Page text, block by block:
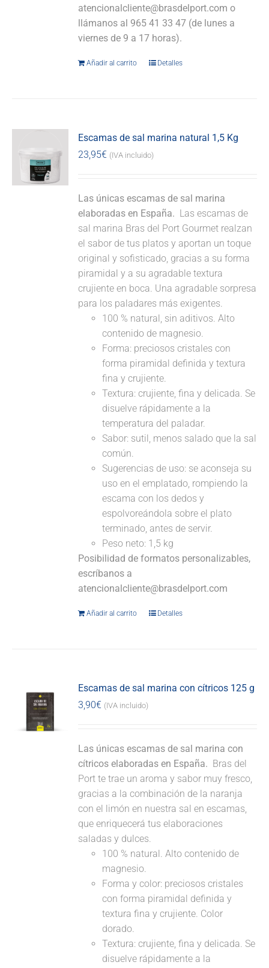
atencionalcliente@brasdelport.com o
llámanos al 965 41 33 47 (de lunes a
viernes de 9 a 17 horas).
Añadir al carrito Detalles
Escamas de sal marina natural 1,5 Kg
23,95€ (IVA incluido)
Las únicas escamas de sal marina
elaboradas en España. Las escamas de
sal marina Bras del Port Gourmet realzan
el sabor de tus platos y aportan un toque
original y sofisticado, gracias a su forma
piramidal y a su agradable textura
crujiente en boca. Una agradable sorpresa
para los paladares más exigentes.
100 % natural, sin aditivos. Alto
contenido de magnesio.
Forma: preciosos cristales con
forma piramidal definida y textura
fina y crujiente.
Textura: crujiente, fina y delicada. Se
disuelve rápidamente a la
temperatura del paladar.
Sabor: sutil, menos salado que la sal
común.
Sugerencias de uso: se aconseja su
uso en el emplatado, rompiendo la
escama con los dedos y
espolvoreándola sobre el plato
terminado, antes de servir.
Peso neto: 1,5 kg
Posibilidad de formatos personalizables,
escríbanos a
atencionalcliente@brasdelport.com
Añadir al carrito Detalles
Escamas de sal marina con cítricos 125 g
3,90€ (IVA incluido)
Las únicas escamas de sal marina con
cítricos elaboradas en España. Bras del
Port te trae un aroma y sabor muy fresco,
gracias a la combinación de la naranja
con el limón en nuestra sal en escamas,
que enriquecerá tus elaboraciones
saladas y dulces.
100 % natural. Alto contenido de
magnesio.
Forma y color: preciosos cristales
con forma piramidal definida y
textura fina y crujiente. Color
dorado.
Textura: crujiente, fina y delicada. Se
disuelve rápidamente a la